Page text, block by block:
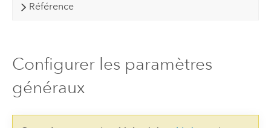
Référence
Configurer les paramètres
généraux